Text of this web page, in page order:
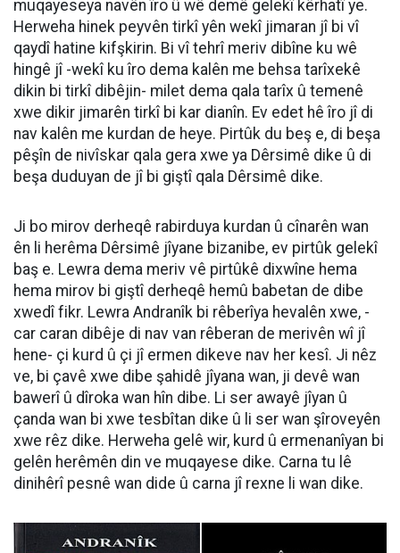
muqayeseya navên îro û wê demê gelekî kêrhatî ye.
Herweha hinek peyvên tirkî yên wekî jimaran jî bi vî
qaydî hatine kifşkirin. Bi vî tehrî meriv dibîne ku wê
hingê jî -wekî ku îro dema kalên me behsa tarîxekê
dikin bi tirkî dibêjin- milet dema qala tarîx û temenê
xwe dikir jimarên tirkî bi kar dianîn. Ev edet hê îro jî di
nav kalên me kurdan de heye. Pirtûk du beş e, di beşa
pêşîn de nivîskar qala gera xwe ya Dêrsimê dike û di
beşa duduyan de jî bi giştî qala Dêrsimê dike.
Ji bo mirov derheqê rabirduya kurdan û cînarên wan
ên li herêma Dêrsimê jîyane bizanibe, ev pirtûk gelekî
baş e. Lewra dema meriv vê pirtûkê dixwîne hema
hema mirov bi giştî derheqê hemû babetan de dibe
xwedî fikr. Lewra Andranîk bi rêberîya hevalên xwe, -
car caran dibêje di nav van rêberan de merivên wî jî
hene- çi kurd û çi jî ermen dikeve nav her kesî. Ji nêz
ve, bi çavê xwe dibe şahidê jîyana wan, ji devê wan
bawerî û dîroka wan hîn dibe. Li ser awayê jîyan û
çanda wan bi xwe tesbîtan dike û li ser wan şîroveyên
xwe rêz dike. Herweha gelê wir, kurd û ermenanîyan bi
gelên herêmên din ve muqayese dike. Carna tu lê
dinihêrî pesnê wan dide û carna jî rexne li wan dike.